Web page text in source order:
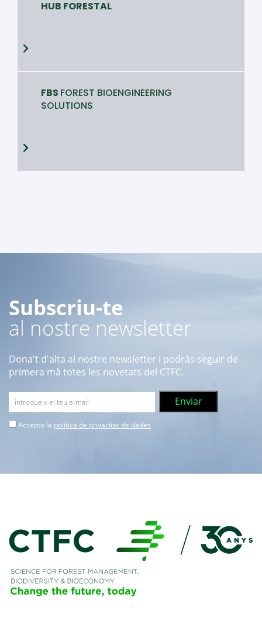
HUB FORESTAL
FBS FOREST BIOENGINEERING
SOLUTIONS
Subscriu-te
al nostre newsletter
Dona't d'alta al nostre newsletter i podràs seguir de
primera mà totes les novetats del CTFC.
Accepto la política de privacitat de dades